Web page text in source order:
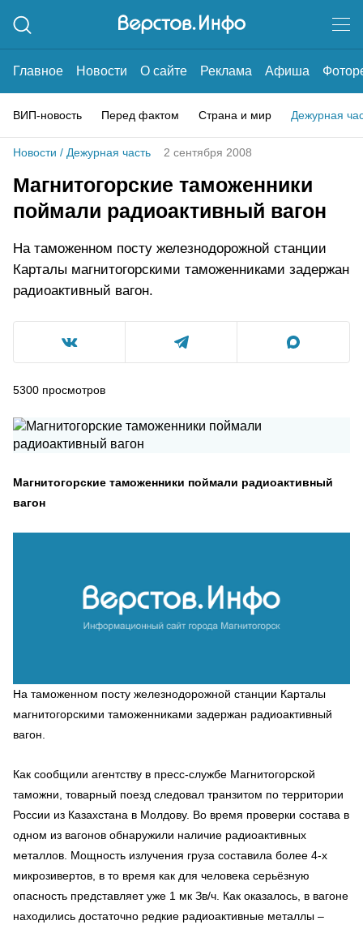
Главное Новости О сайте Реклама Афиша
ВИП-новость Перед фактом Страна и мир Дежурная
Новости / Дежурная часть 2 сентября 2008
Магнитогорские таможенники
поймали радиоактивный вагон
На таможенном посту железнодорожной станции
Карталы магнитогорскими таможенниками задержан
радиоактивный вагон.
5300 просмотров
Магнитогорские таможенники поймали радиоактивный
вагон
На таможенном посту железнодорожной станции Карталы
магнитогорскими таможенниками задержан радиоактивный
вагон.
Как сообщили агентству в пресс-службе Магнитогорской
таможни, товарный поезд следовал транзитом по территории
России из Казахстана в Молдову. Во время проверки состава в
одном из вагонов обнаружили наличие радиоактивных
металлов. Мощность излучения груза составила более 4-х
микрозивертов, в то время как для человека серьёзную
опасность представляет уже 1 мк Зв/ч. Как оказалось, в вагоне
находились достаточно редкие радиоактивные металлы –